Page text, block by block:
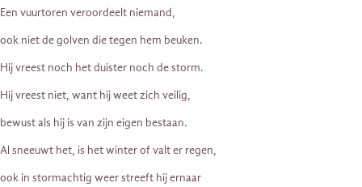
Een vuurtoren veroordeelt niemand,
ook niet de golven die tegen hem beuken.
Hij vreest noch het duister noch de storm.
Hij vreest niet, want hij weet zich veilig,
bewust als hij is van zijn eigen bestaan.
Al sneeuwt het, is het winter of valt er regen,
ook in stormachtig weer streeft hij ernaar